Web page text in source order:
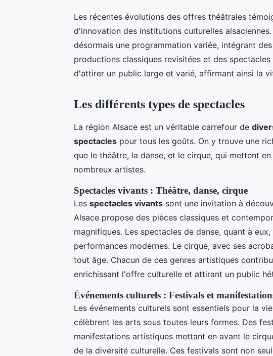
Les récentes évolutions des offres théâtrales
d'innovation des institutions culturelles
désormais une programmation variée, intégrant
productions classiques revisitées et des
d'attirer un public large et varié, affirmant ainsi la
Les différents types de spectacles
La région Alsace est un véritable carrefour de
spectacles pour tous les goûts. On y trouve une
que le théâtre, la danse, et le cirque, qui mettent
nombreux artistes.
Spectacles vivants : Théâtre, danse, cirque
Les spectacles vivants sont une invitation à
Alsace propose des pièces classiques et
magnifiques. Les spectacles de danse, quant à
performances modernes. Le cirque, avec ses
tout âge. Chacun de ces genres artistiques
enrichissant l'offre culturelle et attirant un public
Événements culturels : Festivals et
Les événements culturels sont essentiels pour la
célèbrent les arts sous toutes leurs formes. Des
manifestations artistiques mettant en avant le
de la diversité culturelle. Ces festivals sont non